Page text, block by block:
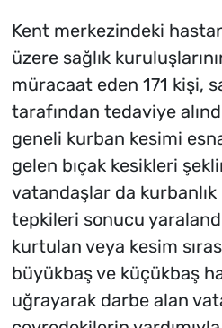
Kent merkezindeki
üzere sağlık
müracaat eden 171 kişi,
tarafından tedaviye
geneli kurban kesimi
gelen bıçak kesikleri
vatandaşlar da kurbanlık
tepkileri sonucu
kurtulan veya kesim
büyükbaş ve küçükbaş
uğrayarak darbe alan